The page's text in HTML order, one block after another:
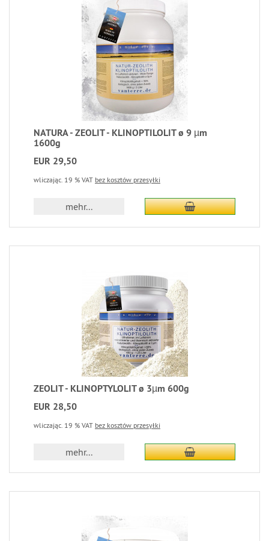
NATURA - ZEOLIT - KLINOPTILOLIT ø 9 µm
1600g
EUR 29,50
wliczając. 19 % VAT bez kosztów przesyłki
mehr...
ZEOLIT - KLINOPTYLOLIT ø 3µm 600g
EUR 28,50
wliczając. 19 % VAT bez kosztów przesyłki
mehr...